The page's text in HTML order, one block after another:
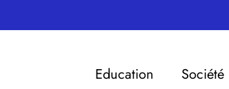
Education Société